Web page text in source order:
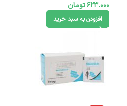
623.000تومان
افزودن به سبد خرید